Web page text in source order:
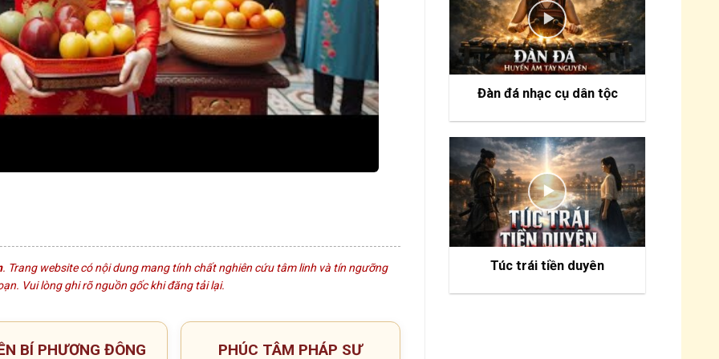
. Trang website có nội dung mang tính chất nghiên cứu tâm linh và tín ngưỡng
Vui lòng ghi rõ nguồn gốc khi đăng tải lại.
BÍ PHƯƠNG ĐÔNG PHÚC TÂM PHÁP SƯ
Đàn đá nhạc cụ dân tộc
Túc trái tiền duyên